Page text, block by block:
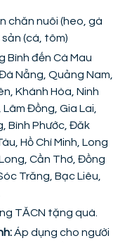
chăn nuôi (heo, gà
(cá, tôm)
Bình đến Cà Mau
Nẵng, Quảng Nam,
Khánh Hòa, Ninh
Đồng, Gia Lai,
Bình Phước, Đăk
Hồ Chí Minh, Long
Cần Thơ, Đồng
Trăng, Bạc Liêu,
TĂCN tặng quà.
Áp dụng cho người